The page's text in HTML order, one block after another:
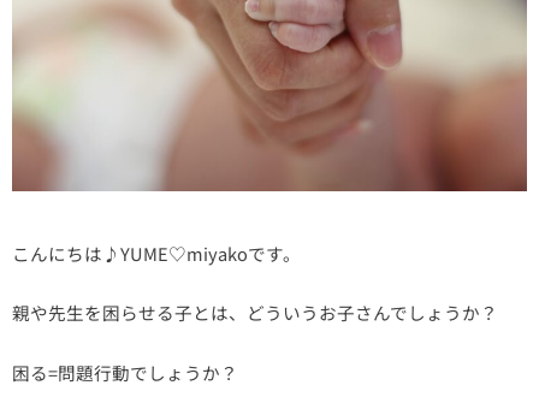
こんにちは♪YUME♡miyakoです。
親や先生を困らせる子とは、どういうお子さんでしょうか？
困る=問題行動でしょうか？